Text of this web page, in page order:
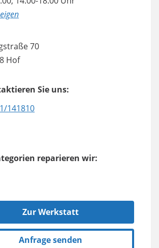
70
Hof
Sie uns:
141810
reparieren wir:
Zur Werkstatt
Anfrage senden